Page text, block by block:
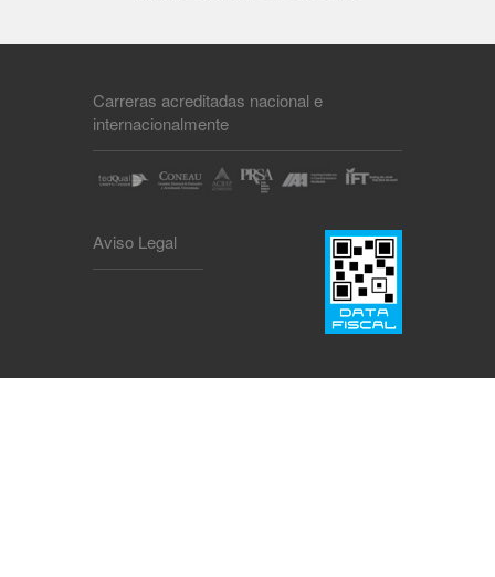
Carreras acreditadas nacional e
internacionalmente
Aviso Legal